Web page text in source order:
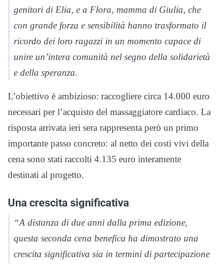
genitori di Elia, e a Flora, mamma di Giulia, che
con grande forza e sensibilità hanno trasformato il
ricordo dei loro ragazzi in un momento capace di
unire un’intera comunità nel segno della solidarietà
e della speranza.
L’obiettivo è ambizioso: raccogliere circa 14.000 euro
necessari per l’acquisto del massaggiatore cardiaco. La
risposta arrivata ieri sera rappresenta però un primo
importante passo concreto: al netto dei costi vivi della
cena sono stati raccolti 4.135 euro interamente
destinati al progetto.
Una crescita significativa
“A distanza di due anni dalla prima edizione,
questa seconda cena benefica ha dimostrato una
crescita significativa sia in termini di partecipazione